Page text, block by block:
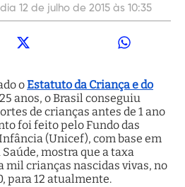
12 de julho de 2015 às 10:35
oEstatuto da Criança e do
anos, o Brasil conseguiu
de crianças antes de 1 ano
foi feito pelo Fundo das
(Unicef), com base em
mostra que a taxa
mil crianças nascidas vivas, no
para 12 atualmente.